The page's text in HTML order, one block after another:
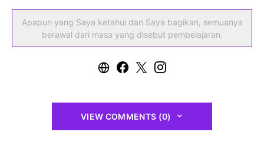
Apapun yang Saya ketahui dan Saya bagikan, semuanya
berawal dari masa yang disebut pembelajaran.
VIEW COMMENTS (0)